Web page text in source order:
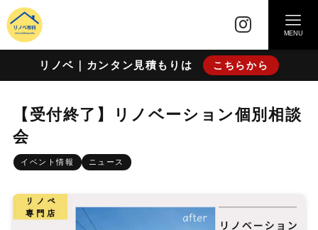
MENU
リノベ｜カンタン見積もりは こちらから
【受付終了】リノベーション個別相談
会
イベント情報 ニュース